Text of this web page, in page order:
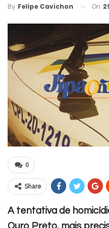
By Felipe Cavichon On
0
Share
A tentativa de
Ouro Preto, mais